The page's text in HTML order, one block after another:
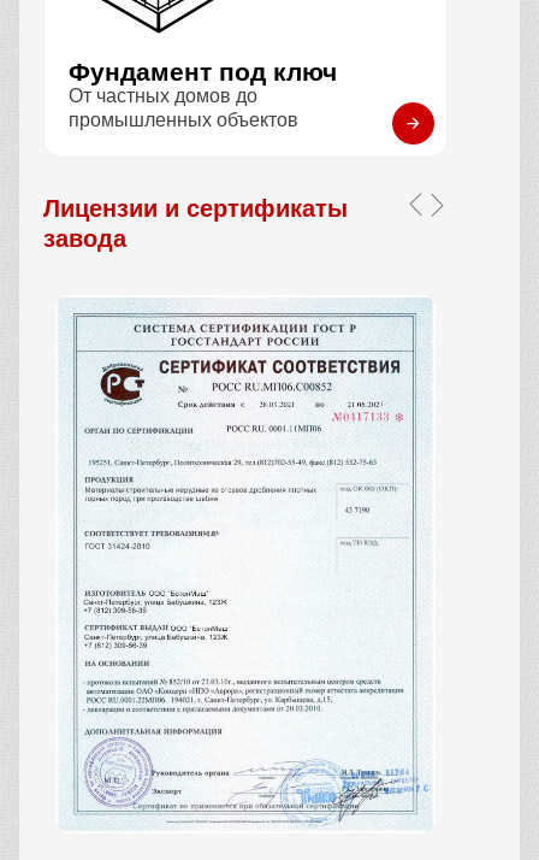
Фундамент под ключ
От частных домов до
промышленных объектов
Лицензии и сертификаты
завода